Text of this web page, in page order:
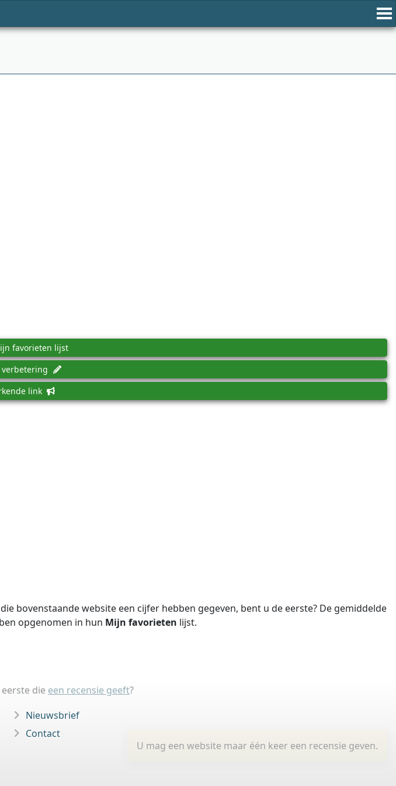
favorieten lijst
verbetering
link
bovenstaande website een cijfer hebben gegeven, bent u de eerste? De gemiddelde
opgenomen in hun Mijn favorieten lijst.
die een recensie geeft?
U mag een website maar één keer een recensie geven.
Nieuwsbrief
Contact